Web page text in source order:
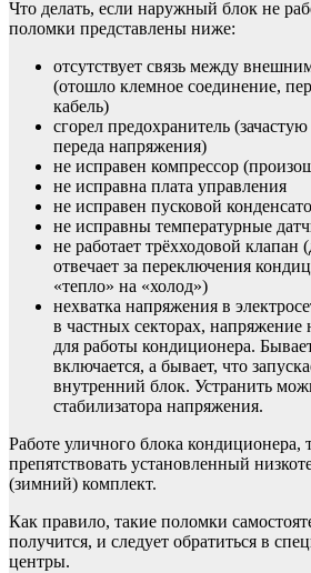
Что делать, если наружный блок не
поломки представлены ниже:
отсутствует связь между
(отошло клемное соединение,
кабель)
сгорел предохранитель
переда напряжения)
не исправен компрессор
не исправна плата управления
не исправен пусковой
не исправны температурные
не работает трёхходовой клапан
отвечает за переключения
«тепло» на «холод»)
нехватка напряжения в
в частных секторах,
для работы кондиционера.
включается, а бывает, что
внутренний блок. Устранить
стабилизатора напряжения.
Работе уличного блока кондиционера,
препятствовать установленный
(зимний) комплект.
Как правило, такие поломки
получится, и следует обратиться в
центры.